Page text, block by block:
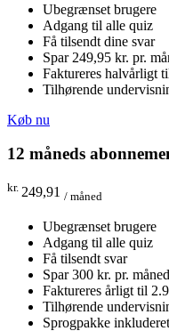
Ubegrænset brugere
Adgang til alle quiz
Få tilsendt dine svar
Spar 249,95 kr. pr.
Faktureres halvårligt
Tilhørende
Køb nu
12 måneds
kr. 249,91 / måned
Ubegrænset brugere
Adgang til alle quiz
Få tilsendt svar
Spar 300 kr. pr. måned
Faktureres årligt til
Tilhørende
Sprogpakke inkluderet